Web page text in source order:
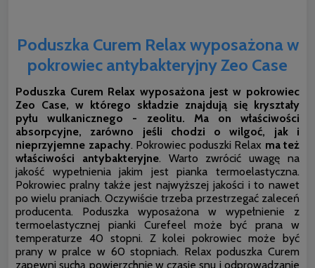
Poduszka Curem Relax wyposażona w
pokrowiec antybakteryjny Zeo Case
Poduszka Curem Relax wyposażona jest w pokrowiec
Zeo Case, w którego składzie znajdują się kryształy
pyłu wulkanicznego - zeolitu. Ma on właściwości
absorpcyjne, zarówno jeśli chodzi o wilgoć, jak i
nieprzyjemne zapachy. Pokrowiec poduszki Relax ma też
właściwości antybakteryjne. Warto zwrócić uwagę na
jakość wypełnienia jakim jest pianka termoelastyczna.
Pokrowiec pralny także jest najwyższej jakości i to nawet
po wielu praniach. Oczywiście trzeba przestrzegać zaleceń
producenta. Poduszka wyposażona w wypełnienie z
termoelastycznej pianki Curefeel może być prana w
temperaturze 40 stopni. Z kolei pokrowiec może być
prany w pralce w 60 stopniach. Relax poduszka Curem
zapewni suchą powierzchnię w czasie snu i odprowadzanie